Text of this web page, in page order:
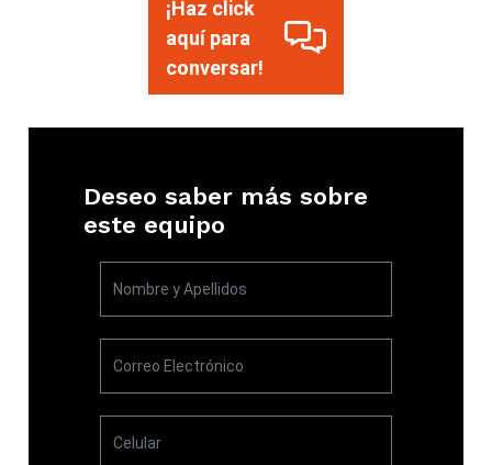
¡Haz click
aquí para
conversar!
Deseo saber más sobre
este equipo